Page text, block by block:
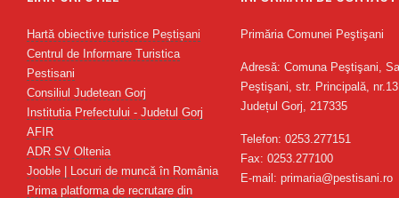
Hartă obiective turistice Peștișani
Centrul de Informare Turistica
Pestisani
Consiliul Judetean Gorj
Institutia Prefectului - Judetul Gorj
AFIR
ADR SV Oltenia
Jooble | Locuri de muncă în România
Prima platforma de recrutare din
Primăria Comunei Peştişani
Adresă: Comuna Peştişani,
Peştişani, str. Principală,
Județul Gorj, 217335
Telefon: 0253.277151
Fax: 0253.277100
E-mail: primaria@pestisani.ro